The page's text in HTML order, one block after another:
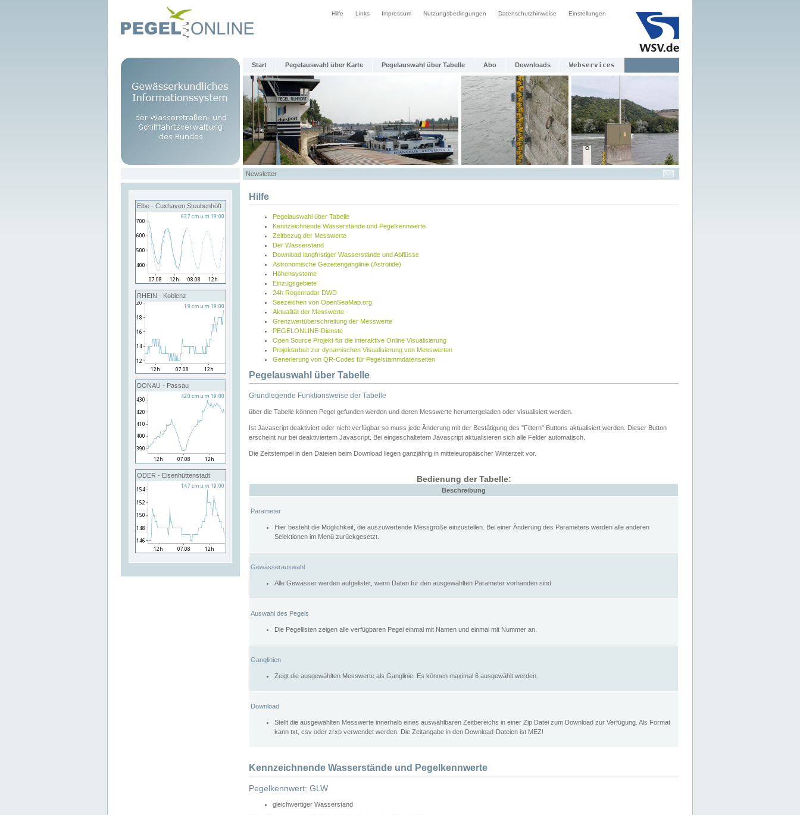
Hilfe Links Impressum Nutzungsbedingungen Datenschutzhinweise Einstellungen
Start Pegelauswahl über Karte Pegelauswahl über Tabelle Abo Downloads Webservices
Newsletter
Elbe - Cuxhaven Steubenhöft
RHEIN - Koblenz
DONAU - Passau
ODER - Eisenhüttenstadt
Hilfe
Pegelauswahl über Tabelle
Kennzeichnende Wasserstände und Pegelkennwerte
Zeitbezug der Messwerte
Der Wasserstand
Download langfristiger Wasserstände und Abflüsse
Astronomische Gezeitenganglinie (Astrotide)
Höhensysteme
Einzugsgebiete
24h Regenradar DWD
Seezeichen von OpenSeaMap.org
Aktualität der Messwerte
Grenzwertüberschreitung der Messwerte
PEGELONLINE-Dienste
Open Source Projekt für die interaktive Online Visualisierung
Projektarbeit zur dynamischen Visualisierung von Messwerten
Generierung von QR-Codes für Pegelstammdatenseiten
Pegelauswahl über Tabelle
Grundlegende Funktionsweise der Tabelle
über die Tabelle können Pegel gefunden werden und deren Messwerte heruntergeladen oder visualisiert werden.
Ist Javascript deaktiviert oder nicht verfügbar so muss jede Änderung mit der Bestätigung des "Filtern" Buttons aktualisiert werden. Dieser Button
erscheint nur bei deaktiviertem Javascript. Bei eingeschaltetem Javascript aktualisieren sich alle Felder automatisch.
Die Zeitstempel in den Dateien beim Download liegen ganzjährig in mitteleuropäischer Winterzeit vor.
Bedienung der Tabelle:
Beschreibung
Parameter
Hier besteht die Möglichkeit, die auszuwertende Messgröße einzustellen. Bei einer Änderung des Parameters werden alle anderen
Selektionen im Menü zurückgesetzt.
Gewässerauswahl
Alle Gewässer werden aufgelistet, wenn Daten für den ausgewählten Parameter vorhanden sind.
Auswahl des Pegels
Die Pegellisten zeigen alle verfügbaren Pegel einmal mit Namen und einmal mit Nummer an.
Ganglinien
Zeigt die ausgewählten Messwerte als Ganglinie. Es können maximal 6 ausgewählt werden.
Download
Stellt die ausgewählten Messwerte innerhalb eines auswählbaren Zeitbereichs in einer Zip Datei zum Download zur Verfügung. Als Format
kann txt, csv oder zrxp verwendet werden. Die Zeitangabe in den Download-Dateien ist MEZ!
Kennzeichnende Wasserstände und Pegelkennwerte
Pegelkennwert: GLW
gleichwertiger Wasserstand